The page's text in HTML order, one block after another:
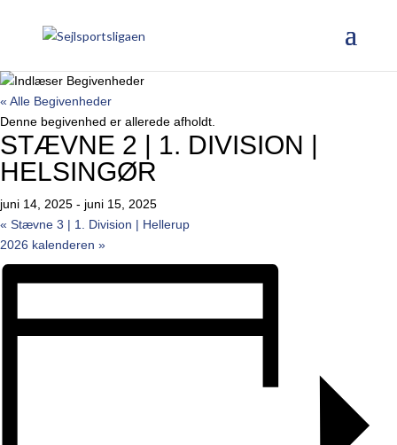
« Alle Begivenheder
Denne begivenhed er allerede afholdt.
STÆVNE 2 | 1. DIVISION |
HELSINGØR
juni 14, 2025 - juni 15, 2025
« Stævne 3 | 1. Division | Hellerup
2026 kalenderen »